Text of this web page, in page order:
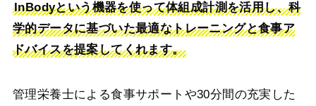
InBodyという機器を使って体組成計測を活用し、科
学的データに基づいた最適なトレーニングと食事ア
ドバイスを提案してくれます。
管理栄養士による食事サポートや30分間の充実した